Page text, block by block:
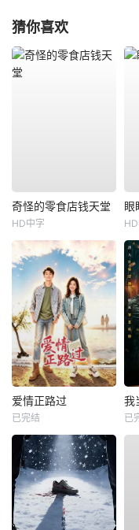
猜你喜欢
奇怪的零食店钱天堂
HD中字
眼
爱情正路过
已完结
我
已